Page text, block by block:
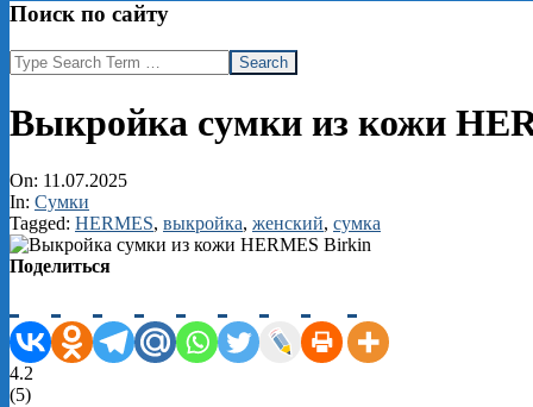
Поиск по сайту
Search
Выкройка сумки из кожи
On: 11.07.2025
In: Сумки
Tagged: HERMES, выкройка, женский, сумка
Поделиться
4.2
(5)